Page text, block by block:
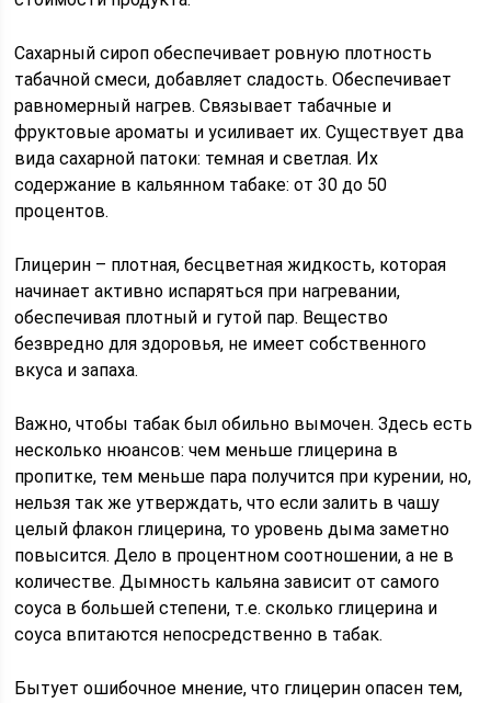
Сахарный сироп обеспечивает ровную плотность
табачной смеси, добавляет сладость. Обеспечивает
равномерный нагрев. Связывает табачные и
фруктовые ароматы и усиливает их. Существует два
вида сахарной патоки: темная и светлая. Их
содержание в кальянном табаке: от 30 до 50
процентов.
Глицерин – плотная, бесцветная жидкость, которая
начинает активно испаряться при нагревании,
обеспечивая плотный и гутой пар. Вещество
безвредно для здоровья, не имеет собственного
вкуса и запаха.
Важно, чтобы табак был обильно вымочен. Здесь есть
несколько нюансов: чем меньше глицерина в
пропитке, тем меньше пара получится при курении, но,
нельзя так же утверждать, что если залить в чашу
целый флакон глицерина, то уровень дыма заметно
повысится. Дело в процентном соотношении, а не в
количестве. Дымность кальяна зависит от самого
соуса в большей степени, т.е. сколько глицерина и
соуса впитаются непосредственно в табак.
Бытует ошибочное мнение, что глицерин опасен тем,